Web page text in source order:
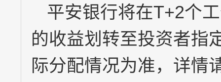
平安银行将在T+2个
的收益划转至投资者指
际分配情况为准，详情